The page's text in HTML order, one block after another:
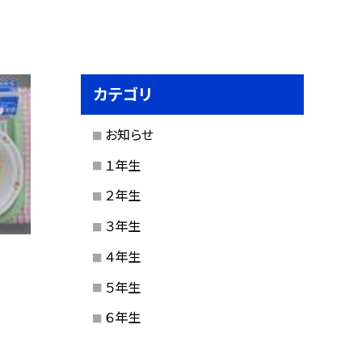
カテゴリ
お知らせ
１年生
２年生
３年生
４年生
５年生
６年生